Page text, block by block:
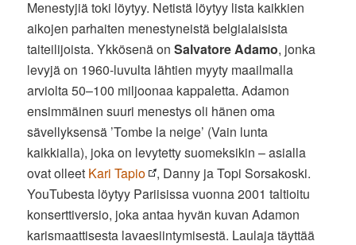
Menestyjiä toki löytyy. Netistä löytyy lista kaikkien
aikojen parhaiten menestyneistä belgialaisista
taiteilijoista. Ykkösenä onSalvatore Adamo, jonka
levyjä on 1960-luvulta lähtien myyty maailmalla
arviolta 50–100 miljoonaa kappaletta. Adamon
ensimmäinen suuri menestys oli hänen oma
sävellyksensä ’Tombe la neige’ (Vain lunta
kaikkialla), joka on levytetty suomeksikin – asialla
ovat olleet Kari Tapio
, Danny ja Topi Sorsakoski.
YouTubesta löytyy Pariisissa vuonna 2001 taltioitu
konserttiversio, joka antaa hyvän kuvan Adamon
karismaattisesta lavaesiintymisestä. Laulaja täyttää